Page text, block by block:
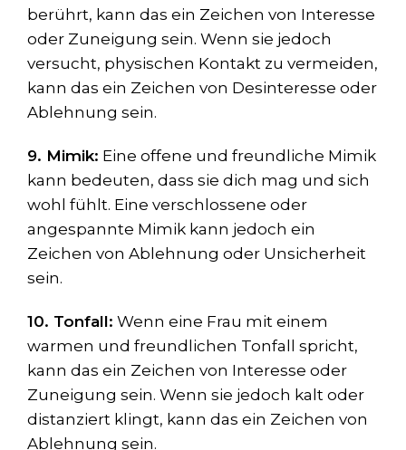
berührt, kann das ein Zeichen von Interesse
oder Zuneigung sein. Wenn sie jedoch
versucht, physischen Kontakt zu vermeiden,
kann das ein Zeichen von Desinteresse oder
Ablehnung sein.
9. Mimik: Eine offene und freundliche Mimik
kann bedeuten, dass sie dich mag und sich
wohl fühlt. Eine verschlossene oder
angespannte Mimik kann jedoch ein
Zeichen von Ablehnung oder Unsicherheit
sein.
10. Tonfall: Wenn eine Frau mit einem
warmen und freundlichen Tonfall spricht,
kann das ein Zeichen von Interesse oder
Zuneigung sein. Wenn sie jedoch kalt oder
distanziert klingt, kann das ein Zeichen von
Ablehnung sein.